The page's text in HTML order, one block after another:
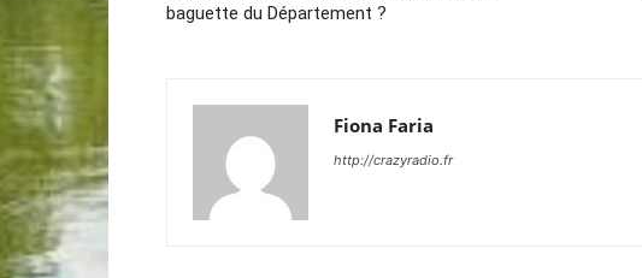
baguette du Département ?
Fiona Faria
http://crazyradio.fr